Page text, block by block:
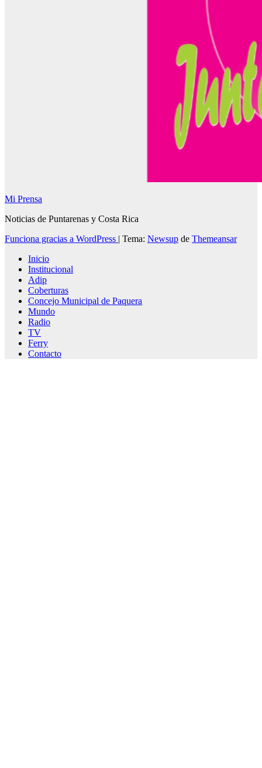
Mi Prensa
Noticias de Puntarenas y Costa Rica
Funciona gracias a WordPress | Tema: Newsup de Themeansar
Inicio
Institucional
Adip
Coberturas
Concejo Municipal de Paquera
Mundo
Radio
TV
Ferry
Contacto